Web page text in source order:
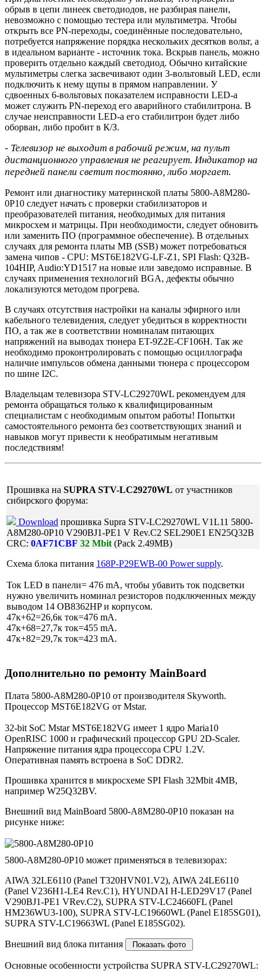
обрыв в цепи линеек светодиодов, не разбирая панели,
невозможно с помощью тестера или мультиметра. Чтобы
открыть все PN-переходы, соединённые последовательно,
потребуется напряжение порядка нескольких десятков вольт, а
в идеальном варианте - источник тока. Вскрыв панель, можно
проверить отдельно каждый светодиод. Обычно китайские
мультиметры слегка засвечивают один 3-вольтовый LED, если
подключить к нему щупы в прямом направлении. У
сдвоенных 6-вольтовых показателем исправности LED-а
может служить PN-переход его аварийного стабилитрона. В
случае неисправности LED-а его стабилитрон будет либо
оборван, либо пробит в К/З.
- Телевизор не выходит в рабочий режим, на пульт
дистанционного управления не реагирует. Индикатор на
передней панели светит постоянно, либо моргает.
Ремонт или диагностику материнской платы 5800-A8M280-
0P10 следует начать с проверки стабилизаторов и
преобразователей питания, необходимых для питания
микросхем и матрицы. При необходимости, следует обновить
или заменить ПО (программное обеспечение). В отдельных
случаях для ремонта платы MB (SSB) может потребоваться
замена чипов - CPU: MST6E182VG-LF-Z1, SPI Flash: Q32B-
104HIP, Audio:YD1517 на новые или заведомо исправные. В
случаях применения технологий BGA, дефекты обычно
локализуются методом прогрева.
В случаях отсутствия настройки на каналы эфирного или
кабельного телевидения, следует убедиться в корректности
ПО, а так же в соответствии номиналам питающих
напряжений на выводах тюнера ET-9Z2E-CF106H. Так же
необходимо проконтролировать с помощью осциллографа
наличие импульсов обмена данными тюнера с процессором
по шине I2C.
Владельцам телевизора STV-LC29270WL рекомендуем для
ремонта обращаться только к квалифицированным
специалистам с необходимым опытом работы! Попытки
самостоятельного ремонта без соответствующих знаний и
навыков могут привести к необратимым негативым
последствиям!
Прошивка на SUPRA STV-LC29270WL от участников
сибирского форума:
Download прошивка Supra STV-LC29270WL V1L11 5800-
A8M280-0P10 V290BJ1-PE1 V Rev.C2 SEL290E1 EN25Q32B
CRC: 0AF71CBF 32 Mbit (Pack 2.49MB)
Схема блока питания 168P-P29EWB-00 Power supply.
Ток LED в панели= 476 mA, чтобы убавить ток подсветки
нужно увеличить номинал резисторов подключенных между
выводом 14 OB8362HP и корпусом.
47к+62=26,6к ток=476 mA.
47к+68=27,7к ток=455 mA.
47к+82=29,7к ток=423 mA.
Дополнительно по ремонту MainBoard
Плата 5800-A8M280-0P10 от производителя Skyworth.
Процессор MST6E182VG от Mstar.
32-bit SoC Mstar MST6E182VG имеет 1 ядро Maria10
OpenRISC 1000 и графический процессор GPU 2D-Scaler.
Напряжение питания ядра процессора CPU 1.2V.
Оперативная память встроена в SoC DDR2.
Прошивка хранится в микросхеме SPI Flash 32Mbit 4MB,
например W25Q32BV.
Внешний вид MainBoard 5800-A8M280-0P10 показан на
рисунке ниже:
5800-A8M280-0P10 может применяться в телевизорах:
AIWA 32LE6110 (Panel T320HVN01.V2), AIWA 24LE6110
(Panel V236H1-LE4 Rev.C1), HYUNDAI H-LED29V17 (Panel
V290BJ1-PE1 VRev.C2), SUPRA STV-LC24660FL (Panel
HM236WU3-100), SUPRA STV-LC19660WL (Panel E185SG01),
SUPRA STV-LC19663WL (Panel E185SG02).
Внешний вид блока питания
Основные особенности устройства SUPRA STV-LC29270WL: